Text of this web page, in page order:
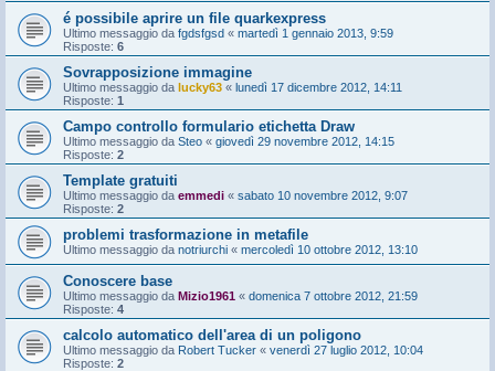
é possibile aprire un file quarkexpress
Ultimo messaggio da fgdsfgsd « martedì 1 gennaio 2013, 9:59
Risposte: 6
Sovrapposizione immagine
Ultimo messaggio da lucky63 « lunedì 17 dicembre 2012, 14:11
Risposte: 1
Campo controllo formulario etichetta Draw
Ultimo messaggio da Steo « giovedì 29 novembre 2012, 14:15
Risposte: 2
Template gratuiti
Ultimo messaggio da emmedi « sabato 10 novembre 2012, 9:07
Risposte: 2
problemi trasformazione in metafile
Ultimo messaggio da notriurchi « mercoledì 10 ottobre 2012, 13:10
Conoscere base
Ultimo messaggio da Mizio1961 « domenica 7 ottobre 2012, 21:59
Risposte: 4
calcolo automatico dell'area di un poligono
Ultimo messaggio da Robert Tucker « venerdì 27 luglio 2012, 10:04
Risposte: 2